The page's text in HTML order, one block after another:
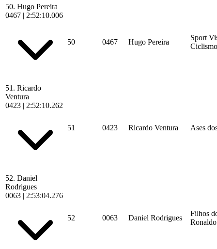
50. Hugo Pereira
0467 | 2:52:10.006
50 0467 Hugo Pereira
Sport
Ciclismo
51. Ricardo
Ventura
0423 | 2:52:10.262
51 0423 Ricardo Ventura Ases
52. Daniel
Rodrigues
0063 | 2:53:04.276
52 0063 Daniel Rodrigues
Filhos
Ronaldo